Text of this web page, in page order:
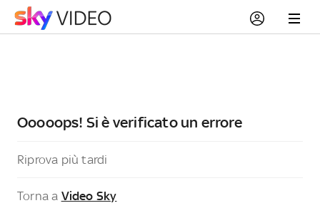
Ooooops! Si è verificato un errore
Riprova più tardi
Torna a Video Sky